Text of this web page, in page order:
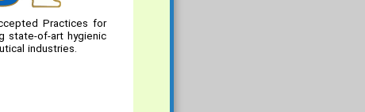
Practices for
state-of-art hygienic
industries.